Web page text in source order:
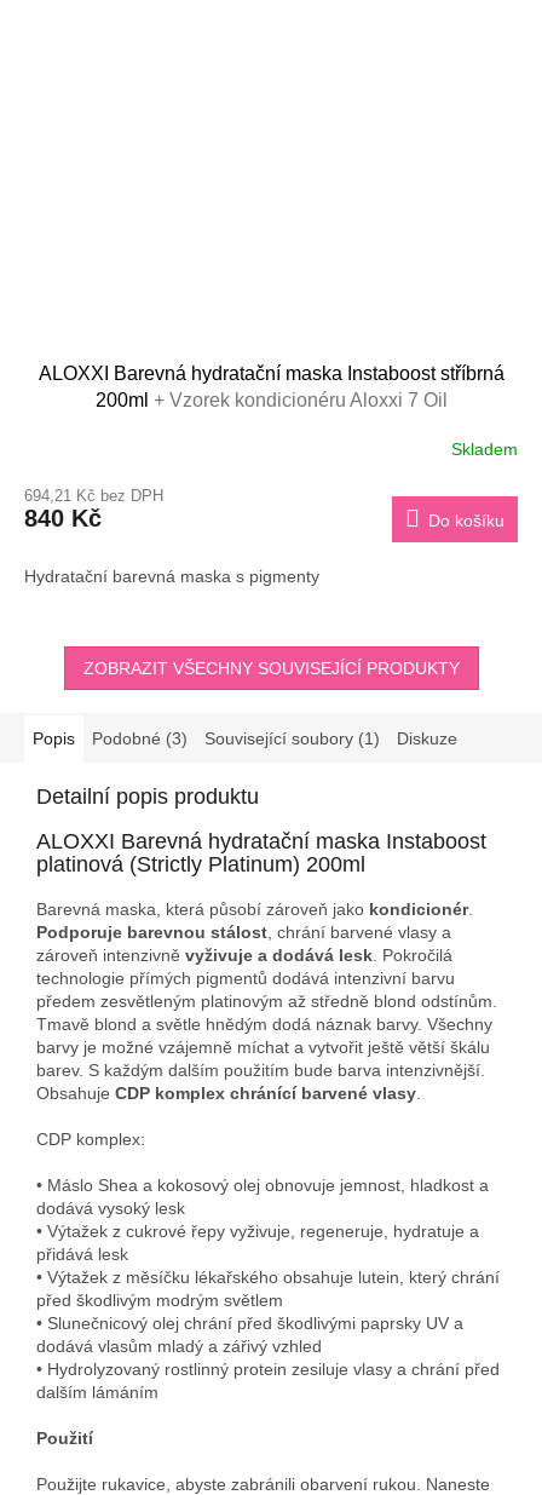
ALOXXI Barevná hydratační maska Instaboost stříbrná
200ml + Vzorek kondicionéru Aloxxi 7 Oil
Skladem
694,21 Kč bez DPH
840 Kč Do košíku
Hydratační barevná maska s pigmenty
ZOBRAZIT VŠECHNY SOUVISEJÍCÍ PRODUKTY
Popis Podobné (3) Související soubory (1) Diskuze
Detailní popis produktu
ALOXXI Barevná hydratační maska Instaboost
platinová (Strictly Platinum) 200ml
Barevná maska, která působí zároveň jako kondicionér.
Podporuje barevnou stálost , chrání barvené vlasy a
zároveň intenzivně vyživuje a dodává lesk . Pokročilá
technologie přímých pigmentů dodává intenzivní barvu
předem zesvětleným platinovým až středně blond odstínům.
Tmavě blond a světle hnědým dodá náznak barvy. Všechny
barvy je možné vzájemně míchat a vytvořit ještě větší škálu
barev. S každým dalším použitím bude barva intenzivnější.
Obsahuje CDP komplex chránící barvené vlasy
CDP komplex:
• Máslo Shea a kokosový olej obnovuje jemnost, hladkost a
dodává vysoký lesk
• Výtažek z cukrové řepy vyživuje, regeneruje, hydratuje a
přidává lesk
• Výtažek z měsíčku lékařského obsahuje lutein, který chrání
před škodlivým modrým světlem
• Slunečnicový olej chrání před škodlivými paprsky UV a
dodává vlasům mladý a zářivý vzhled
• Hydrolyzovaný rostlinný protein zesiluje vlasy a chrání před
dalším lámáním
Použití
Použijte rukavice, abyste zabránili obarvení rukou. Naneste